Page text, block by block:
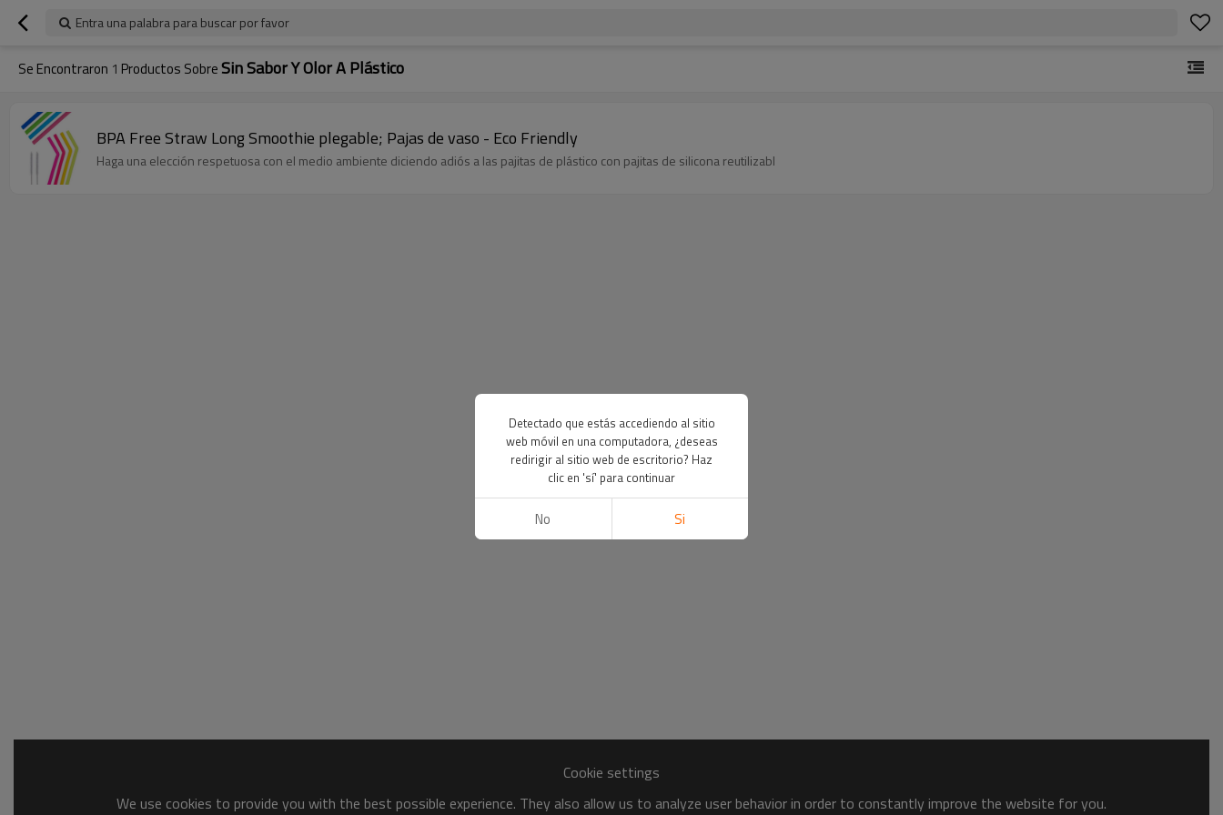
Entra una palabra para buscar por favor
Se Encontraron 1 Productos SobreSin Sabor Y Olor A Plástico
BPA Free Straw Long Smoothie plegable; Pajas de vaso - Eco Friendly
Haga una elección respetuosa con el medio ambiente diciendo adiós a las pajitas de plástico con pajitas de silicona reutilizabl
Cookie settings
We use cookies to provide you with the best possible experience. They also allow us to analyze user behavior in order to constantly improve the website for you.
Detectado que estás accediendo al sitio
web móvil en una computadora, ¿deseas
redirigir al sitio web de escritorio? Haz
clic en 'sí' para continuar
No Si